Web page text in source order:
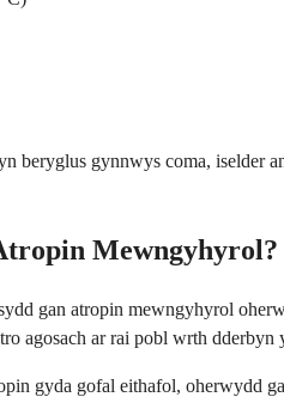
beryglus gynnwys coma, iselder
Mewngyhyrol?
gan atropin mewngyhyrol
agosach ar rai pobl wrth dderbyn
gyda gofal eithafol, oherwydd